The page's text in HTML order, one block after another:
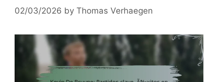
02/03/2026 by Thomas Verhaegen